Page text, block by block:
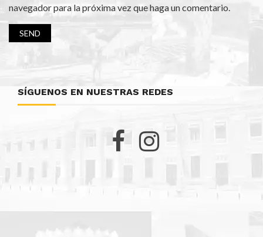
navegador para la próxima vez que haga un comentario.
SÍGUENOS EN NUESTRAS REDES